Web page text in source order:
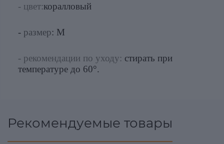
- цвет:коралловый
- размер: M
- рекомендации по уходу: стирать при
температуре до 60°.
Рекомендуемые товары